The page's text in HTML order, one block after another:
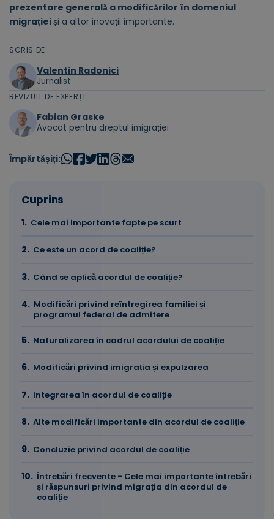
prezentare generală a modificărilor în domeniul
migrațieiși a altor inovații importante.
SCRIS DE:
Valentin Radonici
Jurnalist
REVIZUIT DE EXPERȚI:
Fabian Graske
Avocat pentru dreptul imigrației
Împărtășiți:
Cuprins
Cele mai importante fapte pe scurt
Ce este un acord de coaliție?
Când se aplică acordul de coaliție?
Modificări privind reîntregirea familiei și
programul federal de admitere
Naturalizarea în cadrul acordului de coaliție
Modificări privind imigrația și expulzarea
Integrarea în acordul de coaliție
Alte modificări importante din acordul de coaliție
Concluzie privind acordul de coaliție
Întrebări frecvente - Cele mai importante întrebări
și răspunsuri privind migrația din acordul de
coaliție